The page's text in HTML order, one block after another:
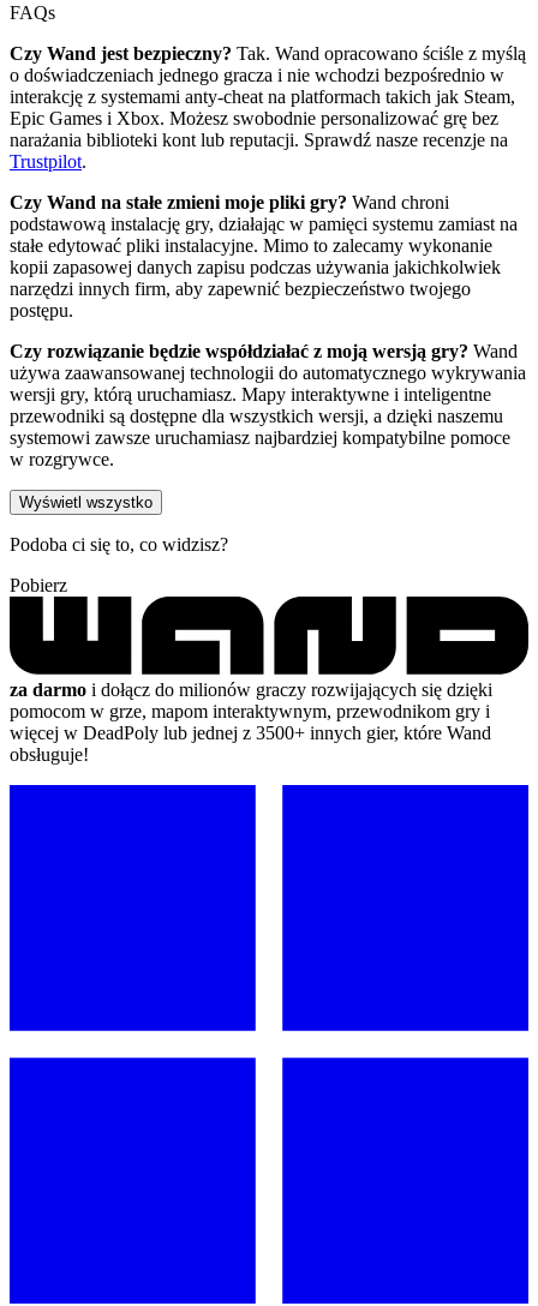
FAQs
Czy Wand jest bezpieczny? Tak. Wand opracowano ściśle z myślą
o doświadczeniach jednego gracza i nie wchodzi bezpośrednio w
interakcję z systemami anty-cheat na platformach takich jak Steam,
Epic Games i Xbox. Możesz swobodnie personalizować grę bez
narażania biblioteki kont lub reputacji. Sprawdź nasze recenzje na
Trustpilot.
Czy Wand na stałe zmieni moje pliki gry? Wand chroni
podstawową instalację gry, działając w pamięci systemu zamiast na
stałe edytować pliki instalacyjne. Mimo to zalecamy wykonanie
kopii zapasowej danych zapisu podczas używania jakichkolwiek
narzędzi innych firm, aby zapewnić bezpieczeństwo twojego
postępu.
Czy rozwiązanie będzie współdziałać z moją wersją gry? Wand
używa zaawansowanej technologii do automatycznego wykrywania
wersji gry, którą uruchamiasz. Mapy interaktywne i inteligentne
przewodniki są dostępne dla wszystkich wersji, a dzięki naszemu
systemowi zawsze uruchamiasz najbardziej kompatybilne pomoce
w rozgrywce.
Wyświetl wszystko
Podoba ci się to, co widzisz?
Pobierz
za darmo i dołącz do milionów graczy rozwijających się dzięki
pomocom w grze, mapom interaktywnym, przewodnikom gry i
więcej w DeadPoly lub jednej z 3500+ innych gier, które Wand
obsługuje!